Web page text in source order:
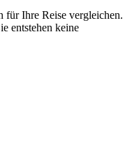
für Ihre Reise vergleichen.
entstehen keine